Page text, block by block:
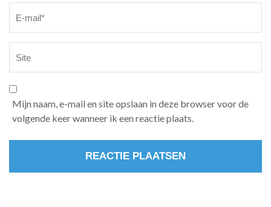
Mijn naam, e-mail en site opslaan in deze browser voor de
volgende keer wanneer ik een reactie plaats.